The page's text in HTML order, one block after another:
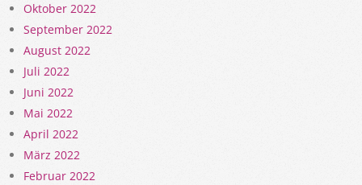
Oktober 2022
September 2022
August 2022
Juli 2022
Juni 2022
Mai 2022
April 2022
März 2022
Februar 2022